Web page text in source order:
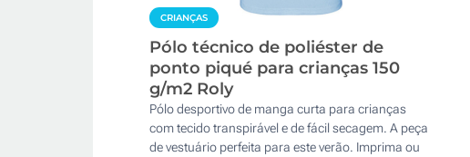
CRIANÇAS
Pólo técnico de poliéster de
ponto piqué para crianças 150
g/m2 Roly
Pólo desportivo de manga curta para crianças
com tecido transpirável e de fácil secagem. A peça
de vestuário perfeita para este verão. Imprima ou